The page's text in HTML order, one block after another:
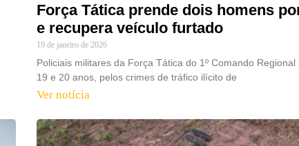
Força Tática prende dois homens
e recupera veículo furtado
19 de janeiro de 2026
Policiais militares da Força Tática do 1º Comando
19 e 20 anos, pelos crimes de tráfico ilícito de
Ver notícia